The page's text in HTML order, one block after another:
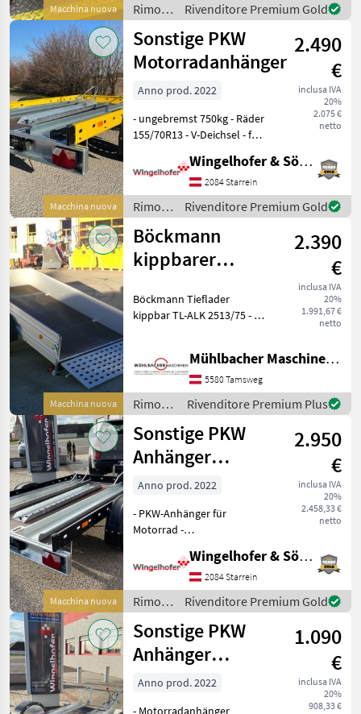
Macchina nuova
Rimorchi
/
Sonstige
Rivenditore Premium Gold
Macchina nuova
Sonstige PKW
Motorradanhänger
2.490
€
inclusa IVA
20%
2.075 €
netto
Anno prod. 2022
- ungebremst 750kg - Räder
155/70R13 - V-Deichsel - für
Siebdruckboden - 4
Zurrbügel im Plateau - 2
Motorradschienen inkl 1
Auffahr
Wingelhofer & Söhne GmbH
2084 Starrein
Rimorchi
/
Sonstige
Rivenditore Premium Gold
Macchina nuova
Böckmann
kippbarer
2513/75
2.390
€
inclusa IVA
20%
1.991,67 €
netto
Böckmann Tieflader
kippbar TL-ALK 2513/75 - 2
Bordwände Alu-eloxiert -
Auffahrklappe 500mm hoch
aus Stahl
Mühlbacher Maschinen GmbH
5580 Tamsweg
Rimorchi
/
Böckmann
Rivenditore Premium Plus
Macchina nuova
Sonstige PKW
Anhänger
Motorrad
2.950
€
inclusa IVA
20%
2.458,33 €
netto
Anno prod. 2022
- PKW-Anhänger für
Motorrad -
2500x1500x130 - gebremst
Auflaufdeichsel V-
Ausführung-mit Stützrad -
Räder 1
Wingelhofer & Söhne GmbH
2084 Starrein
Rimorchi
/
Sonstige
Rivenditore Premium Gold
Sonstige PKW
Anhänger
Motorrad
1.090
€
inclusa IVA
20%
908,33 €
Anno prod. 2022
- Motorradanhänger